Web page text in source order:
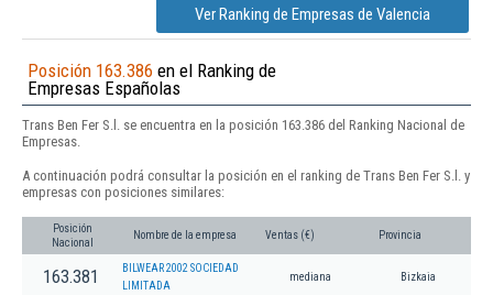
Ver Ranking de Empresas de Valencia
Posición 163.386 en el Ranking de
Empresas Españolas
Trans Ben Fer S.l. se encuentra en la posición 163.386 del Ranking Nacional de
Empresas.
A continuación podrá consultar la posición en el ranking de Trans Ben Fer S.l. y
empresas con posiciones similares:
Posición
Nacional
Nombre de la empresa Ventas (€) Provincia
163.381
BILWEAR 2002 SOCIEDAD
LIMITADA
mediana Bizkaia